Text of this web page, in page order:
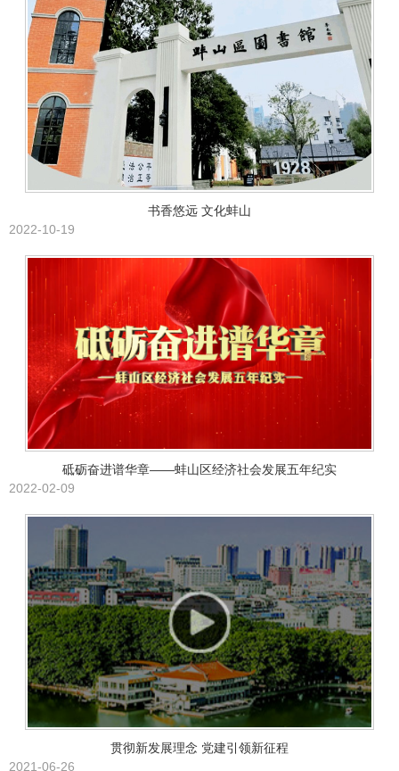
书香悠远 文化蚌山
2022-10-19
砥砺奋进谱华章——蚌山区经济社会发展五年纪实
2022-02-09
贯彻新发展理念 党建引领新征程
2021-06-26